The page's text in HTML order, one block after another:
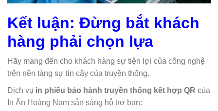
Kết luận: Đừng bắt khách
hàng phải chọn lựa
Hãy mang đến cho khách hàng sự tiện lợi của công nghệ
trên nền tảng sự tin cậy của truyền thống.
Dịch vụ in phiếu bảo hành truyền thống kết hợp QR của
In Ấn Hoàng Nam sẵn sàng hỗ trợ bạn: